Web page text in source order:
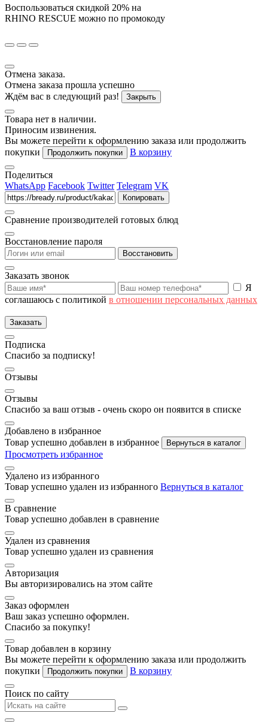
Воспользоваться скидкой 20% на
RHINO RESCUE можно по промокоду
Отмена заказа.
Отмена заказа прошла успешно
Ждём вас в следующий раз!
Закрыть
Товара нет в наличии.
Приносим извинения.
Вы можете перейти к оформлению заказа или продолжить
покупки
Продолжить покупки В корзину
Поделиться
WhatsApp Facebook Twitter Telegram VK
Копировать
Сравнение производителей готовых блюд
Восстановление пароля
Восстановить
Заказать звонок
Я
соглашаюсь с политикой в отношении персональных данных
Заказать
Подписка
Спасибо за подписку!
Отзывы
Отзывы
Спасибо за ваш отзыв - очень скоро он появится в списке
Добавлено в избранное
Товар успешно добавлен в избранное
Вернуться в каталог
Просмотреть избранное
Удалено из избранного
Товар успешно удален из избранного Вернуться в каталог
В сравнение
Товар успешно добавлен в сравнение
Удален из сравнения
Товар успешно удален из сравнения
Авторизация
Вы авторизировались на этом сайте
Заказ оформлен
Ваш заказ успешно оформлен.
Спасибо за покупку!
Товар добавлен в корзину
Вы можете перейти к оформлению заказа или продолжить
покупки
Продолжить покупки В корзину
Поиск по сайту